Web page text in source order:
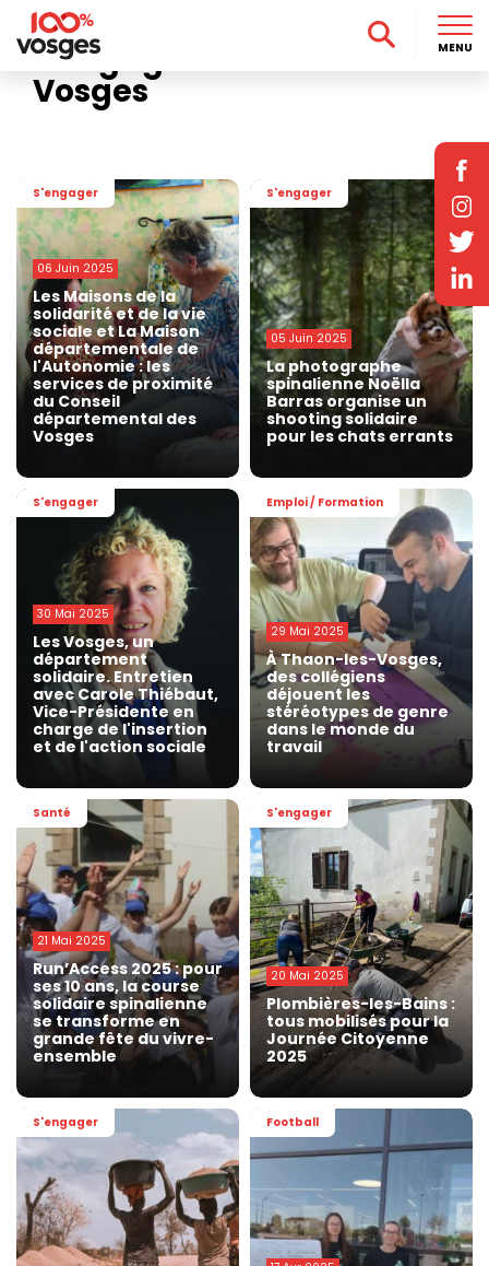
Accueil>
S'engager dans les
Vosges
S'engager
06 Juin 2025
Les Maisons de la
solidarité et de la vie
sociale et La Maison
départementale de
l'Autonomie : les
services de proximité
du Conseil
départemental des
Vosges
S'engager
05 Juin 2025
La photographe
spinalienne Noëlla
Barras organise un
shooting solidaire
pour les chats errants
S'engager
30 Mai 2025
Les Vosges, un
département
solidaire. Entretien
avec Carole Thiébaut,
Vice-Présidente en
charge de l'insertion
et de l'action sociale
Emploi / Formation
29 Mai 2025
À Thaon-les-Vosges,
des collégiens
déjouent les
stéréotypes de genre
dans le monde du
travail
Santé
21 Mai 2025
Run’Access 2025 : pour
ses 10 ans, la course
solidaire spinalienne
se transforme en
grande fête du vivre-
ensemble
S'engager
20 Mai 2025
Plombières-les-Bains :
tous mobilisés pour la
Journée Citoyenne
2025
S'engager Football
MENU